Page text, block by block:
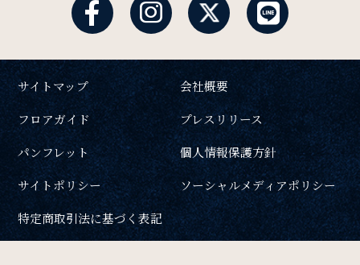
サイトマップ
会社概要
フロアガイド
プレスリリース
パンフレット
個人情報保護方針
サイトポリシー
ソーシャルメディアポリシー
特定商取引法に基づく表記